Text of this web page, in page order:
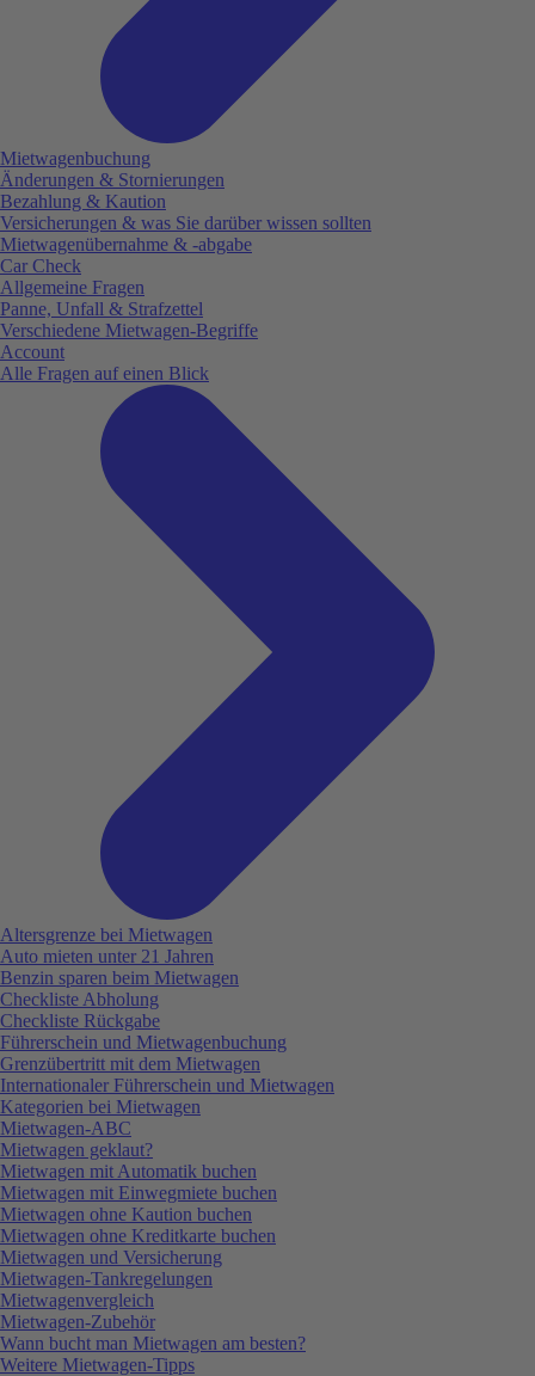
Mietwagenbuchung
Änderungen & Stornierungen
Bezahlung & Kaution
Versicherungen & was Sie darüber wissen sollten
Mietwagenübernahme & -abgabe
Car Check
Allgemeine Fragen
Panne, Unfall & Strafzettel
Verschiedene Mietwagen-Begriffe
Account
Alle Fragen auf einen Blick
Altersgrenze bei Mietwagen
Auto mieten unter 21 Jahren
Benzin sparen beim Mietwagen
Checkliste Abholung
Checkliste Rückgabe
Führerschein und Mietwagenbuchung
Grenzübertritt mit dem Mietwagen
Internationaler Führerschein und Mietwagen
Kategorien bei Mietwagen
Mietwagen-ABC
Mietwagen geklaut?
Mietwagen mit Automatik buchen
Mietwagen mit Einwegmiete buchen
Mietwagen ohne Kaution buchen
Mietwagen ohne Kreditkarte buchen
Mietwagen und Versicherung
Mietwagen-Tankregelungen
Mietwagenvergleich
Mietwagen-Zubehör
Wann bucht man Mietwagen am besten?
Weitere Mietwagen-Tipps